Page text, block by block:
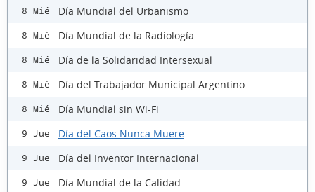
8 Mié Día Mundial del Urbanismo
8 Mié Día Mundial de la Radiología
8 Mié Día de la Solidaridad Intersexual
8 Mié Día del Trabajador Municipal Argentino
8 Mié Día Mundial sin Wi-Fi
9 Jue Día del Caos Nunca Muere
9 Jue Día del Inventor Internacional
9 Jue Día Mundial de la Calidad